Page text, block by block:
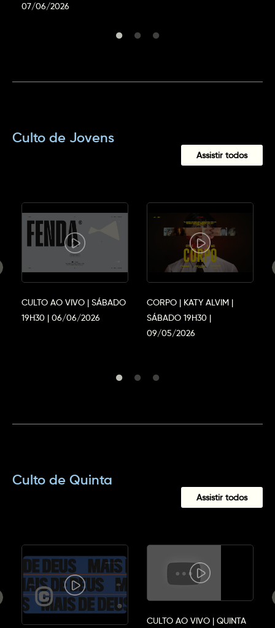
07/06/2026
Culto de Jovens
Assistir todos
CULTO AO VIVO | SÁBADO
19H30 | 06/06/2026
CORPO | KATY ALVIM |
SÁBADO 19H30 |
09/05/2026
Culto de Quinta
Assistir todos
CULTO AO VIVO | QUINTA